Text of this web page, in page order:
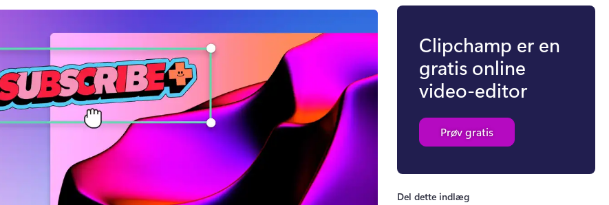
Clipchamp er en
gratis online
video-editor
Prøv gratis
Del dette indlæg